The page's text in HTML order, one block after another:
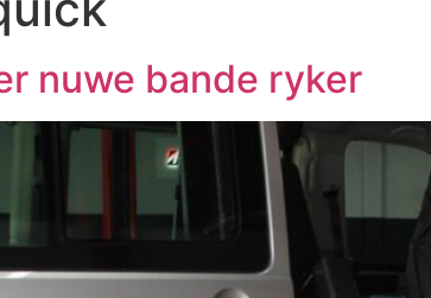
nuwe bande ryker